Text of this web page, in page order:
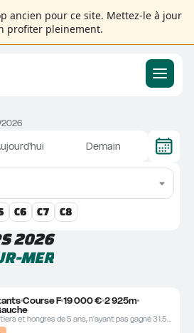
ancien pour ce site. Mettez-le à jour
profiter pleinement.
2026
Demain
C6 C7 C8
2026
MER
Course F19 000 € 2 925m
Pour chevaux entiers et hongres de 5 ans, n'ayant pas gagné 31.500.